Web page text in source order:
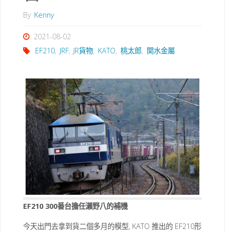
By Kenny
2021-08-02
EF210, JRF, JR貨物, KATO, 桃太郎, 関水金屬
EF210 300番台擔任瀨野八的補機
今天出門去拿到貨二個多月的模型, KATO 推出的 EF210形